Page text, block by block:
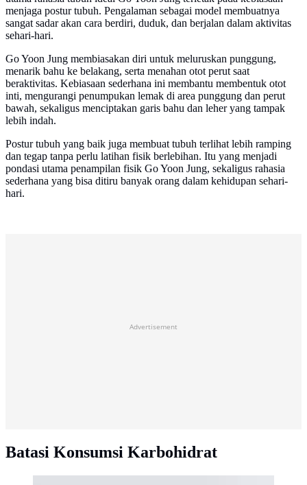
menjaga postur tubuh. Pengalaman sebagai model membuatnya
sangat sadar akan cara berdiri, duduk, dan berjalan dalam aktivitas
sehari-hari.
Go Yoon Jung membiasakan diri untuk meluruskan punggung,
menarik bahu ke belakang, serta menahan otot perut saat
beraktivitas. Kebiasaan sederhana ini membantu membentuk otot
inti, mengurangi penumpukan lemak di area punggung dan perut
bawah, sekaligus menciptakan garis bahu dan leher yang tampak
lebih indah.
Postur tubuh yang baik juga membuat tubuh terlihat lebih ramping
dan tegap tanpa perlu latihan fisik berlebihan. Itu yang menjadi
pondasi utama penampilan fisik Go Yoon Jung, sekaligus rahasia
sederhana yang bisa ditiru banyak orang dalam kehidupan sehari-
hari.
Advertisement
Batasi Konsumsi Karbohidrat